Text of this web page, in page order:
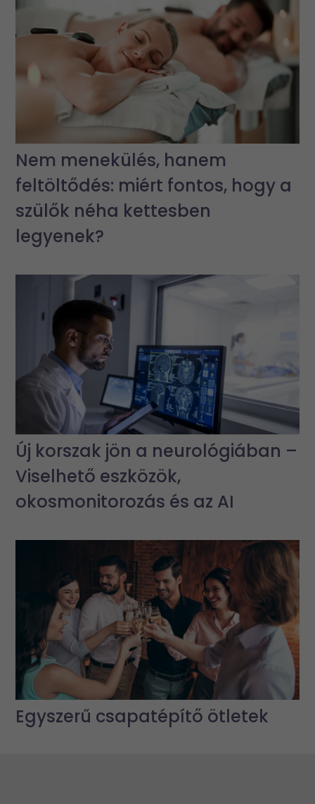
Nem menekülés, hanem
feltöltődés: miért fontos, hogy a
szülők néha kettesben
legyenek?
Új korszak jön a neurológiában –
Viselhető eszközök,
okosmonitorozás és az AI
Egyszerű csapatépítő ötletek